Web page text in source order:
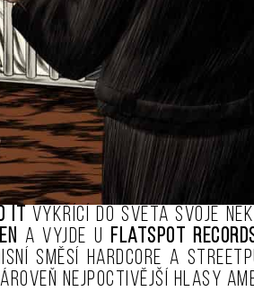
IT
vykřící do světa svoje
a vyjde u Flatspot
směsí hardcore a
nejpoctivější hlasy